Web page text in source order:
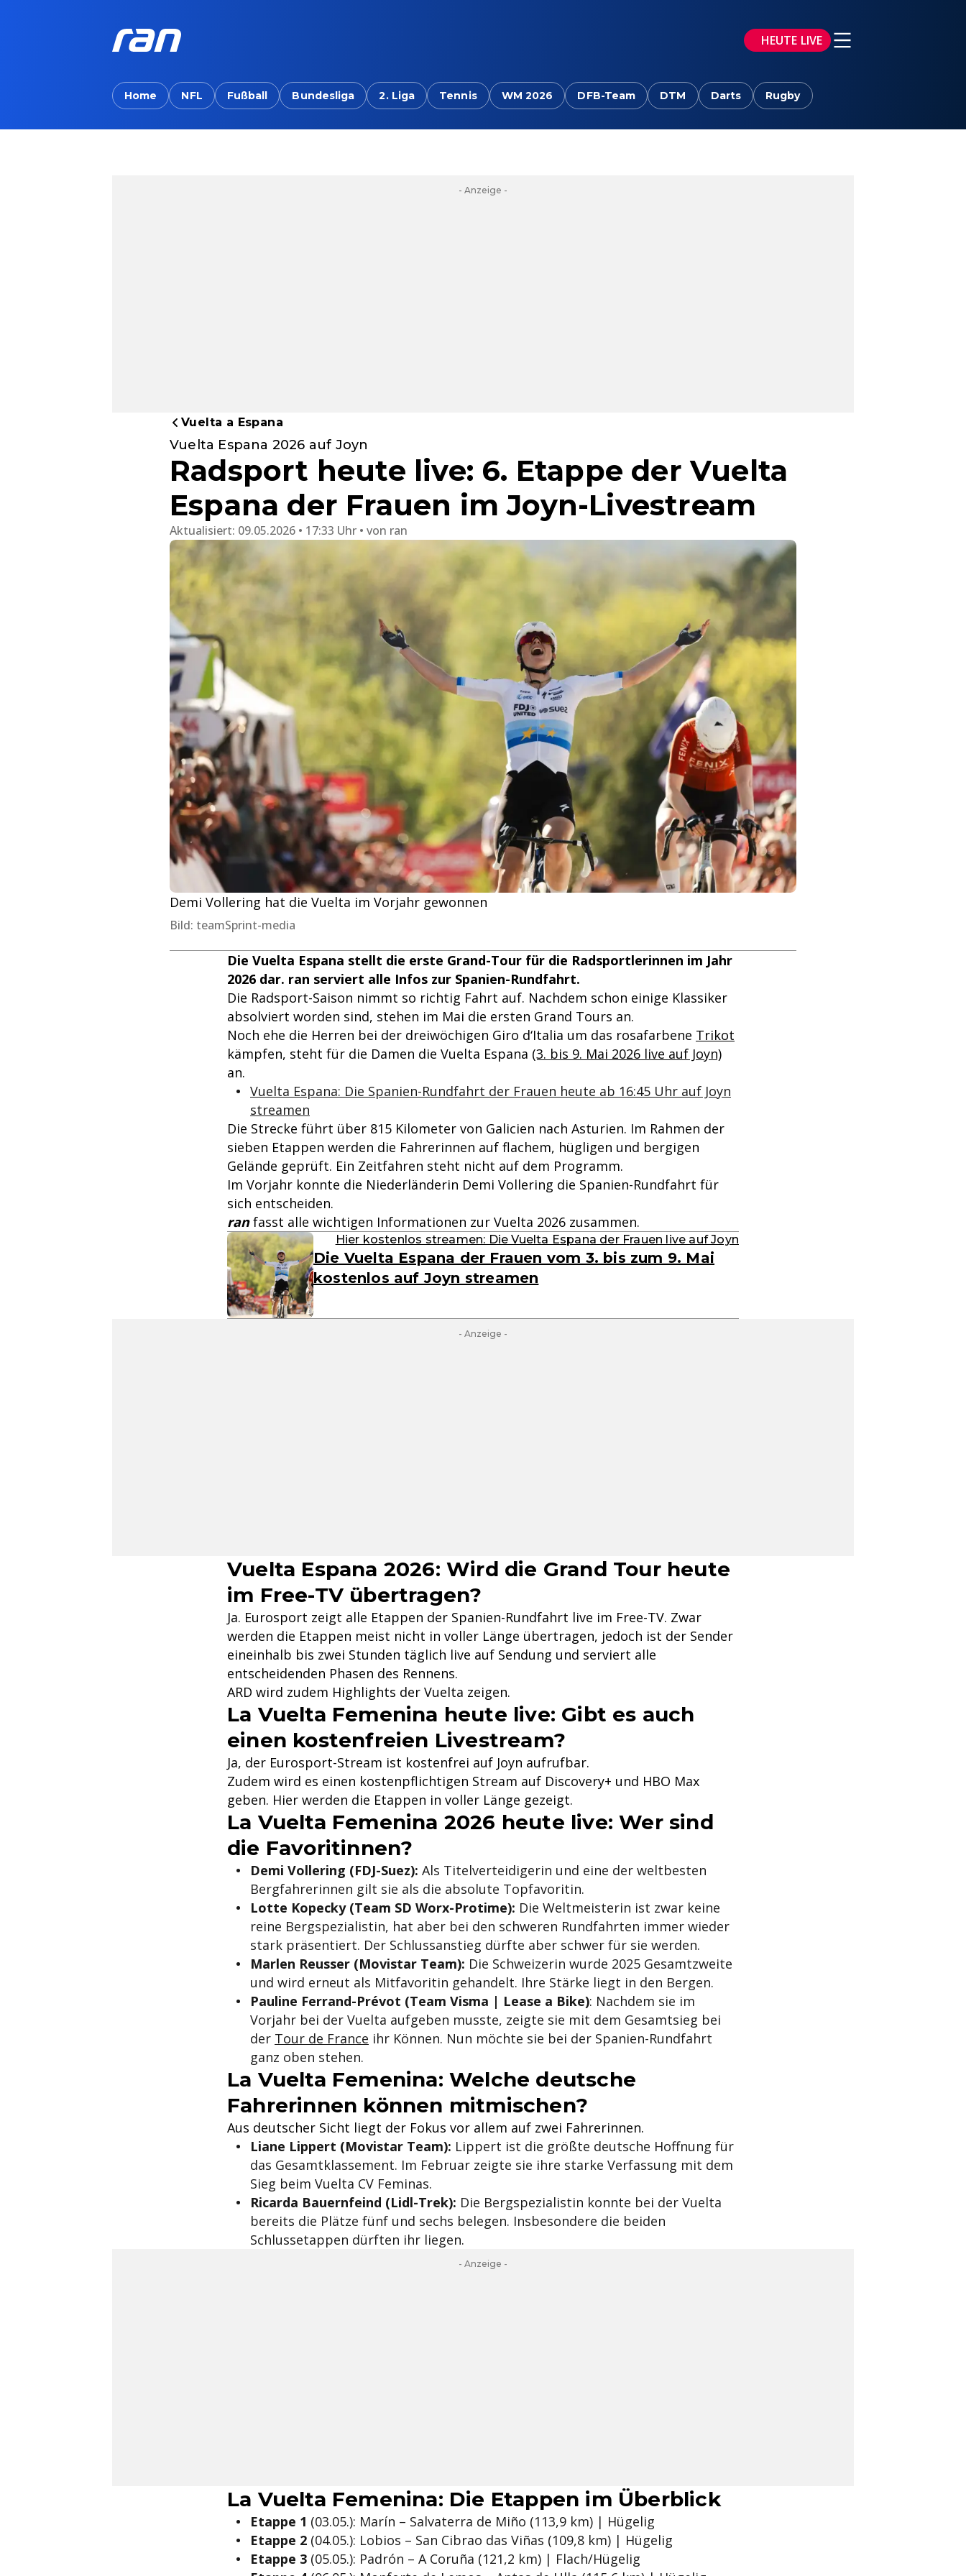
HEUTE LIVE
Home NFL Fußball Bundesliga 2. Liga Tennis WM 2026 DFB-Team DTM Darts Rugby
- Anzeige -
Vuelta a Espana
Vuelta Espana 2026 auf Joyn
Radsport heute live: 6. Etappe der Vuelta
Espana der Frauen im Joyn-Livestream
Aktualisiert: 09.05.2026 • 17:33 Uhr von ran
Demi Vollering hat die Vuelta im Vorjahr gewonnen
Bild: teamSprint-media
Die Vuelta Espana stellt die erste Grand-Tour für die Radsportlerinnen im Jahr
2026 dar. ran serviert alle Infos zur Spanien-Rundfahrt.
Die Radsport-Saison nimmt so richtig Fahrt auf. Nachdem schon einige Klassiker
absolviert worden sind, stehen im Mai die ersten Grand Tours an.
Noch ehe die Herren bei der dreiwöchigen Giro d‘Italia um das rosafarbene Trikot
kämpfen, steht für die Damen die Vuelta Espana (3. bis 9. Mai 2026 live auf Joyn)
an.
Vuelta Espana: Die Spanien-Rundfahrt der Frauen heute ab 16:45 Uhr auf Joyn
streamen
Die Strecke führt über 815 Kilometer von Galicien nach Asturien. Im Rahmen der
sieben Etappen werden die Fahrerinnen auf flachem, hügligen und bergigen
Gelände geprüft. Ein Zeitfahren steht nicht auf dem Programm.
Im Vorjahr konnte die Niederländerin Demi Vollering die Spanien-Rundfahrt für
sich entscheiden.
ranfasst alle wichtigen Informationen zur Vuelta 2026 zusammen.
Hier kostenlos streamen: Die Vuelta Espana der Frauen live auf Joyn
Die Vuelta Espana der Frauen vom 3. bis zum 9. Mai
kostenlos auf Joyn streamen
- Anzeige -
Vuelta Espana 2026: Wird die Grand Tour heute
im Free-TV übertragen?
Ja. Eurosport zeigt alle Etappen der Spanien-Rundfahrt live im Free-TV. Zwar
werden die Etappen meist nicht in voller Länge übertragen, jedoch ist der Sender
eineinhalb bis zwei Stunden täglich live auf Sendung und serviert alle
entscheidenden Phasen des Rennens.
ARD wird zudem Highlights der Vuelta zeigen.
La Vuelta Femenina heute live: Gibt es auch
einen kostenfreien Livestream?
Ja, der Eurosport-Stream ist kostenfrei auf Joyn aufrufbar.
Zudem wird es einen kostenpflichtigen Stream auf Discovery+ und HBO Max
geben. Hier werden die Etappen in voller Länge gezeigt.
La Vuelta Femenina 2026 heute live: Wer sind
die Favoritinnen?
Demi Vollering (FDJ-Suez): Als Titelverteidigerin und eine der weltbesten
Bergfahrerinnen gilt sie als die absolute Topfavoritin.
Lotte Kopecky (Team SD Worx-Protime): Die Weltmeisterin ist zwar keine
reine Bergspezialistin, hat aber bei den schweren Rundfahrten immer wieder
stark präsentiert. Der Schlussanstieg dürfte aber schwer für sie werden.
Marlen Reusser (Movistar Team): Die Schweizerin wurde 2025 Gesamtzweite
und wird erneut als Mitfavoritin gehandelt. Ihre Stärke liegt in den Bergen.
Pauline Ferrand-Prévot (Team Visma | Lease a Bike): Nachdem sie im
Vorjahr bei der Vuelta aufgeben musste, zeigte sie mit dem Gesamtsieg bei
der Tour de France ihr Können. Nun möchte sie bei der Spanien-Rundfahrt
ganz oben stehen.
La Vuelta Femenina: Welche deutsche
Fahrerinnen können mitmischen?
Aus deutscher Sicht liegt der Fokus vor allem auf zwei Fahrerinnen.
Liane Lippert (Movistar Team): Lippert ist die größte deutsche Hoffnung für
das Gesamtklassement. Im Februar zeigte sie ihre starke Verfassung mit dem
Sieg beim Vuelta CV Feminas.
Ricarda Bauernfeind (Lidl-Trek): Die Bergspezialistin konnte bei der Vuelta
bereits die Plätze fünf und sechs belegen. Insbesondere die beiden
Schlussetappen dürften ihr liegen.
- Anzeige -
La Vuelta Femenina: Die Etappen im Überblick
Etappe 1 (03.05.): Marín – Salvaterra de Miño (113,9 km) | Hügelig
Etappe 2 (04.05.): Lobios – San Cibrao das Viñas (109,8 km) | Hügelig
Etappe 3 (05.05.): Padrón – A Coruña (121,2 km) | Flach/Hügelig